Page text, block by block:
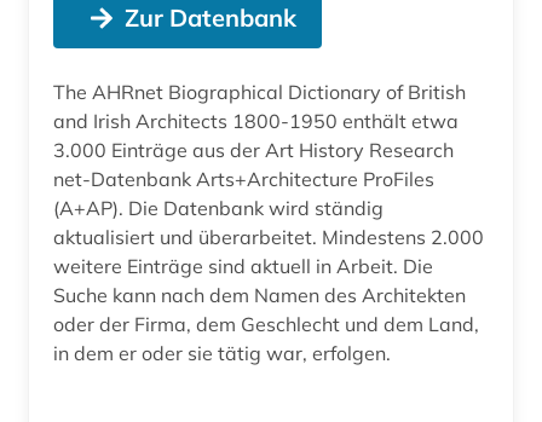
Zur Datenbank
The AHRnet Biographical Dictionary of British
and Irish Architects 1800-1950 enthält etwa
3.000 Einträge aus der Art History Research
net-Datenbank Arts+Architecture ProFiles
(A+AP). Die Datenbank wird ständig
aktualisiert und überarbeitet. Mindestens 2.000
weitere Einträge sind aktuell in Arbeit. Die
Suche kann nach dem Namen des Architekten
oder der Firma, dem Geschlecht und dem Land,
in dem er oder sie tätig war, erfolgen.